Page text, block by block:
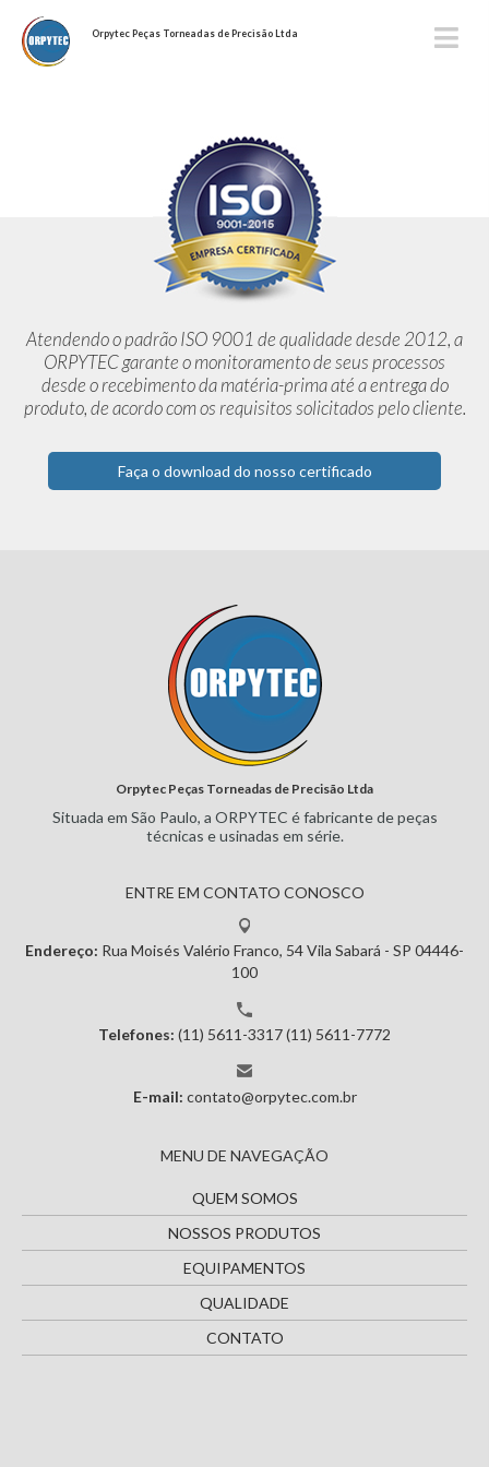
Orpytec Peças Torneadas de Precisão Ltda
Atendendo o padrão ISO 9001 de qualidade desde 2012,a
ORPYTEC garante o monitoramento de seus processos
desde orecebimento da matéria-prima até a entrega do
produto, de acordocom os requisitos solicitados pelo cliente.
Faça o download do nosso certificado
Orpytec Peças Torneadas de Precisão Ltda
Situada em São Paulo, a ORPYTEC é fabricante de peças
técnicas eusinadas em série.
ENTRE EM CONTATO CONOSCO
Endereço: Rua Moisés Valério Franco, 54Vila Sabará - SP 04446-
100
Telefones: (11) 5611-3317(11) 5611-7772
E-mail: contato@orpytec.com.br
MENU DE NAVEGAÇÃO
QUEM SOMOS
NOSSOS PRODUTOS
EQUIPAMENTOS
QUALIDADE
CONTATO